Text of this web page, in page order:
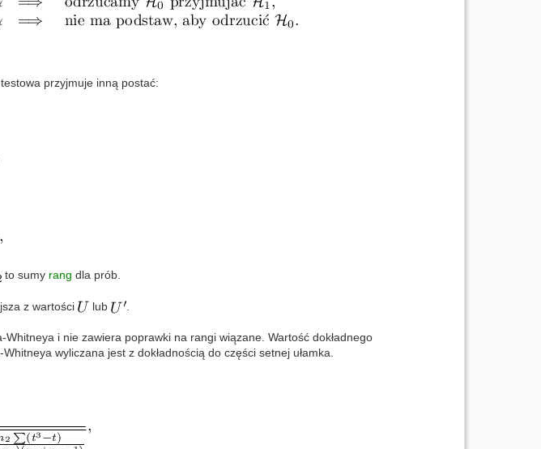
przyjmuje inną postać:
to sumy rang dla prób.
z wartości lub .
i nie zawiera poprawki na rangi wiązane. Wartość dokładnego
wyliczana jest z dokładnością do części setnej ułamka.